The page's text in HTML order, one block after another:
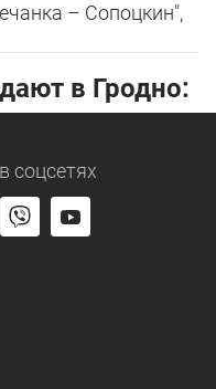
– Сопоцкин",
в Гродно:
в соцсетях